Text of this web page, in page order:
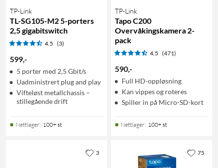
TP-Link
TL-SG105-M2 5-porters
2,5 gigabitswitch
4.5 (3)
599,-
5 porter med 2,5 Gbit/s
Uadministrert plug and play
Vifteløst metallchassis –
stillegående drift
Nettlager: 100+ st
TP-Link
Tapo C200
Overvåkingskamera 2-
pack
4.5 (471)
590,-
Full HD-oppløsning
Kan vippes og roteres
Spiller in på Micro-SD-kort
Nettlager: 100+ st
3 75